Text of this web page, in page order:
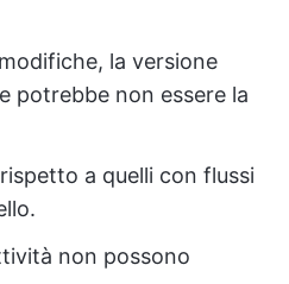
la versione
potrebbe non essere la
a quelli con flussi
non possono